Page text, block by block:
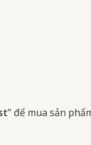
” để mua sản